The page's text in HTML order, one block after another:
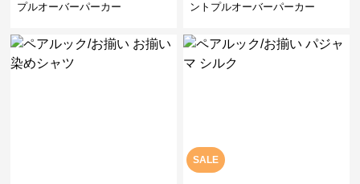
プルオーバーパーカー
ントプルオーバーパーカー
SALE